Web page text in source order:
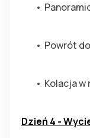
Powrót
Kolacja
Dzień 4 -